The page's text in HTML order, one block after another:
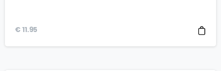
€ 11.95